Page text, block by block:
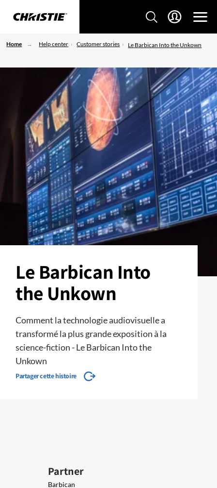
Home Help center Customer stories Le Barbican Into the Unkown
Le Barbican Into
the Unkown
Comment la technologie audiovisuelle a
transformé la plus grande exposition à la
science-fiction - Le Barbican Into the
Unkown
Partager cette histoire
Partner
Barbican